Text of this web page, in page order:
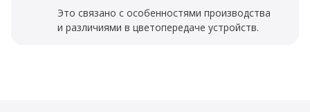
Это связано с особенностями производства
и различиями в цветопередаче устройств.